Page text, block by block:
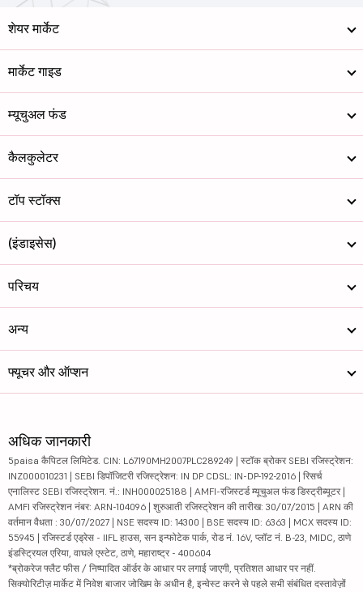
शेयर मार्केट
मार्केट गाइड
म्यूचुअल फंड
कैलकुलेटर
टॉप स्टॉक्स
(इंडाइसेस)
परिचय
अन्य
फ्यूचर और ऑप्शन
अधिक जानकारी
5paisa कैपिटल लिमिटेड. CIN: L67190MH2007PLC289249 | स्टॉक ब्रोकर SEBI रजिस्ट्रेशन:
INZ000010231 | SEBI डिपॉजिटरी रजिस्ट्रेशन: IN DP CDSL: IN-DP-192-2016 | रिसर्च
एनालिस्ट SEBI रजिस्ट्रेशन. नं.: INH000025188 | AMFI-रजिस्टर्ड म्यूचुअल फंड डिस्ट्रीब्यूटर |
AMFI रजिस्ट्रेशन नंबर: ARN-104096 | शुरुआती रजिस्ट्रेशन की तारीख: 30/07/2015 | ARN की
वर्तमान वैधता : 30/07/2027 | NSE सदस्य ID: 14300 | BSE सदस्य ID: 6363 | MCX सदस्य ID:
55945 | रजिस्टर्ड एड्रेस - IIFL हाउस, सन इन्फोटेक पार्क, रोड नं. 16V, प्लॉट नं. B-23, MIDC, ठाणे
इंडस्ट्रियल एरिया, वाघले एस्टेट, ठाणे, महाराष्ट्र - 400604
*ब्रोकरेज फ्लैट फीस / निष्पादित ऑर्डर के आधार पर लगाई जाएगी, प्रतिशत आधार पर नहीं.
सिक्योरिटीज़ मार्केट में निवेश बाजार जोखिम के अधीन है, इन्वेस्ट करने से पहले सभी संबंधित दस्तावेज़ों